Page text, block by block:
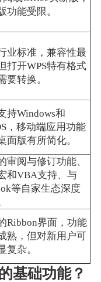
功能受限。
业标准，兼容性最
打开WPS特有格式
要转换。
持Windows和
，移动端应用功能
面版有所简化。
审阅与修订功能、
和VBA支持、与
等自家生态深度
Ribbon界面，功能
熟，但对新用户可
复杂。
基础功能？